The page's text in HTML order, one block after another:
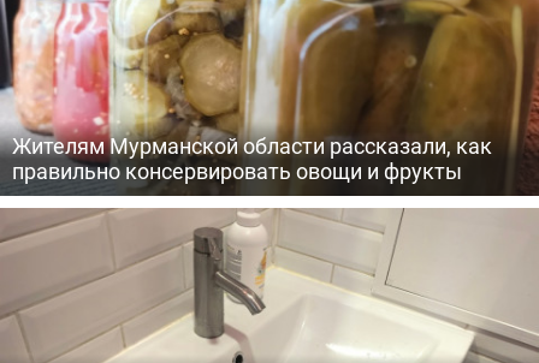
Жителям Мурманской области рассказали, как
правильно консервировать овощи и фрукты